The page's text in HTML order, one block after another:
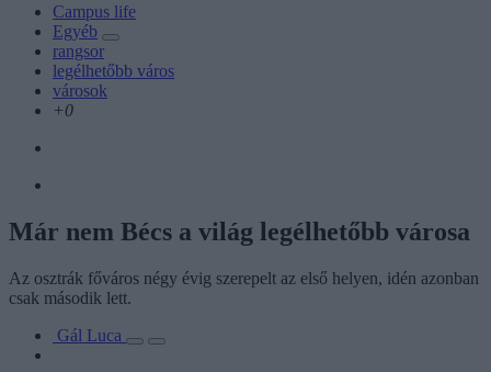
Campus life
Egyéb
rangsor
legélhetőbb város
városok
+0
Már nem Bécs a világ legélhetőbb városa
Az osztrák főváros négy évig szerepelt az első helyen, idén azonban
csak második lett.
Gál Luca